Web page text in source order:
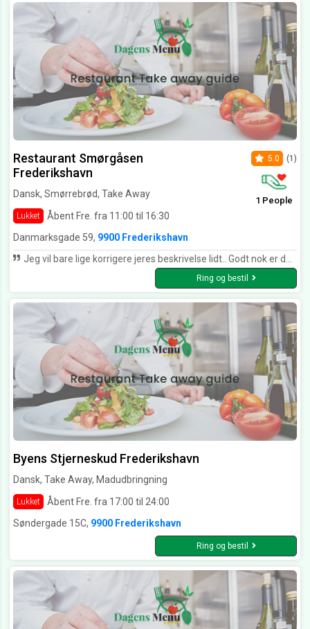
Restaurant Smørgåsen
Frederikshavn
Dansk, Smørrebrød, Take Away
Lukket Åbent Fre. fra 11:00 til 16:30
5.0 (1)
1 People
Danmarksgade 59, 9900 Frederikshavn
Jeg vil bare lige korrigere jeres beskrivelse lidt.. Godt nok er der på smørgåsen både sans for kvalitet, lækre lokale råvarer og altid et hjemmelavet produkt.. Dog er det ikke en sandwich og bagels-bar vi har med at gøre, men en af Danmarks bedste smørrebrøds restauranter, der laver innovativt men gammeldags smørrebrød hvor der virkelig er kræset for detaljen.. selve restauranten er virkelig smukt udsmykket og vi er altid serviceret af det sødeste personale, der er nede på jorden. Den blev lidt længere end ventet, jeg synes bare ikke at et sted som smørgåsen skulle lyde som en sandwich\bagels bar..
Ring og bestil
Byens Stjerneskud Frederikshavn
Dansk, Take Away, Madudbringning
Lukket
Åbent Fre. fra 17:00 til 24:00
Søndergade 15C, 9900 Frederikshavn
Ring og bestil